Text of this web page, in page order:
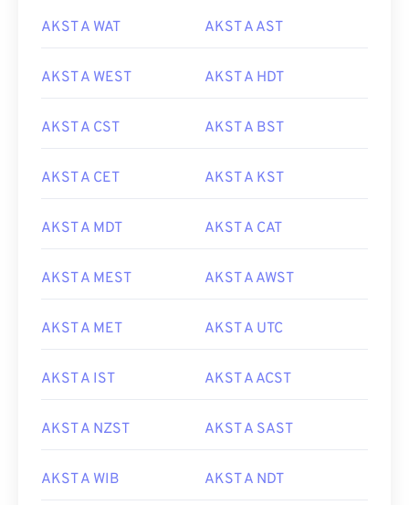
AKST A WAT AKST A AST
AKST A WEST AKST A HDT
AKST A CST AKST A BST
AKST A CET AKST A KST
AKST A MDT AKST A CAT
AKST A MEST AKST A AWST
AKST A MET AKST A UTC
AKST A IST AKST A ACST
AKST A NZST AKST A SAST
AKST A WIB AKST A NDT